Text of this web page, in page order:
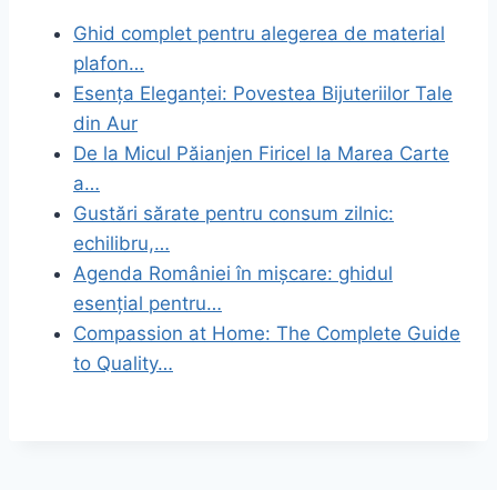
Ghid complet pentru alegerea de material
plafon…
Esența Eleganței: Povestea Bijuteriilor Tale
din Aur
De la Micul Păianjen Firicel la Marea Carte
a…
Gustări sărate pentru consum zilnic:
echilibru,…
Agenda României în mișcare: ghidul
esențial pentru…
Compassion at Home: The Complete Guide
to Quality…